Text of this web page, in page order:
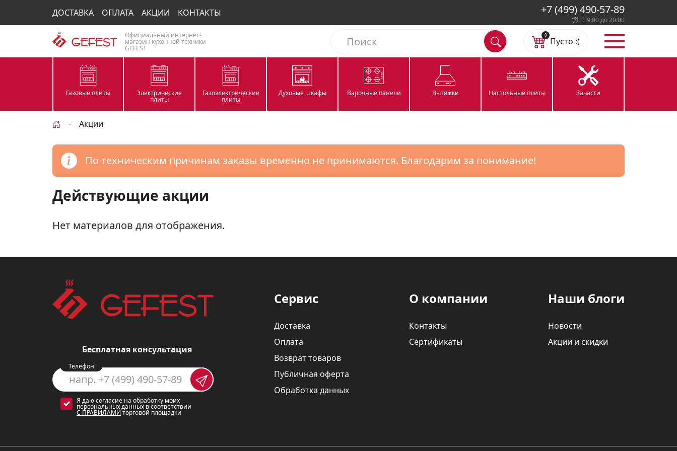
ДОСТАВКА ОПЛАТА АКЦИИ КОНТАКТЫ +7 (499) 490-57-89
с 9:00 до 20:00
Официальный интернет-
магазин кухонной техники
GEFEST
Пусто :(
0
Газовые плиты Электрические
плиты
Газоэлектрические
плиты
Духовые шкафы Варочные панели Вытяжки Настольные плиты Зачасти
Акции
По техническим причинам заказы временно не принимаются. Благодарим за понимание!
Действующие акции
Нет материалов для отображения.
Бесплатная консультация
Телефон
Я даю согласие на обработку моих
персональных данных в соответствии
С ПРАВИЛАМИторговой площадки
Сервис
Доставка
Оплата
Возврат товаров
Публичная оферта
Обработка данных
О компании
Контакты
Сертификаты
Наши блоги
Новости
Акции и скидки
Я даю согласие на обработку моих персональных данных в соответствии
торговой площадки
ОТПРАВИТЬ ЗАЯВКУ